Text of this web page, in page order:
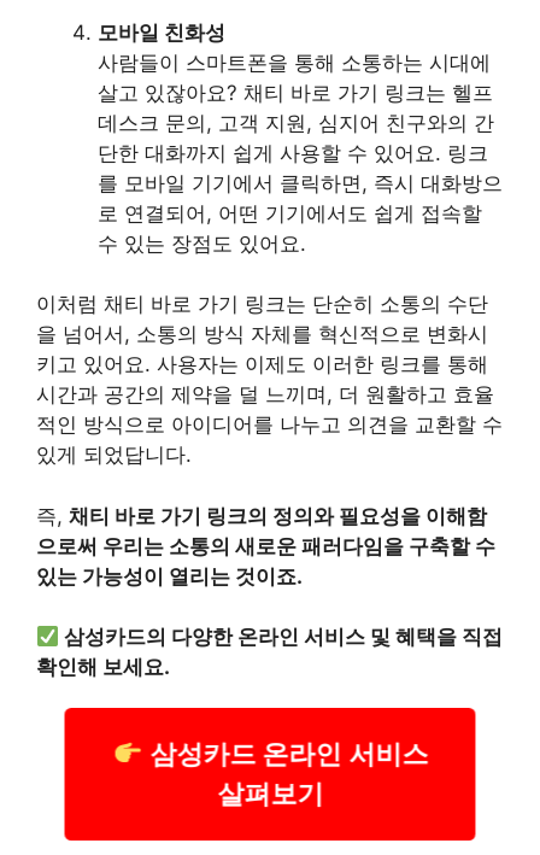
모바일 친화성
사람들이 스마트폰을 통해 소통하는 시대에
살고 있잖아요? 채티 바로 가기 링크는 헬프
데스크 문의, 고객 지원, 심지어 친구와의 간
단한 대화까지 쉽게 사용할 수 있어요. 링크
를 모바일 기기에서 클릭하면, 즉시 대화방으
로 연결되어, 어떤 기기에서도 쉽게 접속할
수 있는 장점도 있어요.
이처럼 채티 바로 가기 링크는 단순히 소통의 수단
을 넘어서, 소통의 방식 자체를 혁신적으로 변화시
키고 있어요. 사용자는 이제도 이러한 링크를 통해
시간과 공간의 제약을 덜 느끼며, 더 원활하고 효율
적인 방식으로 아이디어를 나누고 의견을 교환할 수
있게 되었답니다.
즉, 채티 바로 가기 링크의 정의와 필요성을 이해함
으로써 우리는 소통의 새로운 패러다임을 구축할 수
있는 가능성이 열리는 것이죠.
삼성카드의 다양한 온라인 서비스 및 혜택을 직접
확인해 보세요.
삼성카드 온라인 서비스
살펴보기